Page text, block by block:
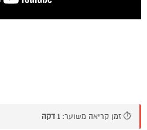
⏱️ זמן קריאה משוער: 1 דקה